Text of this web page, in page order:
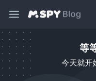
等
今天就开
如何让别人看到
Instagram 亮点